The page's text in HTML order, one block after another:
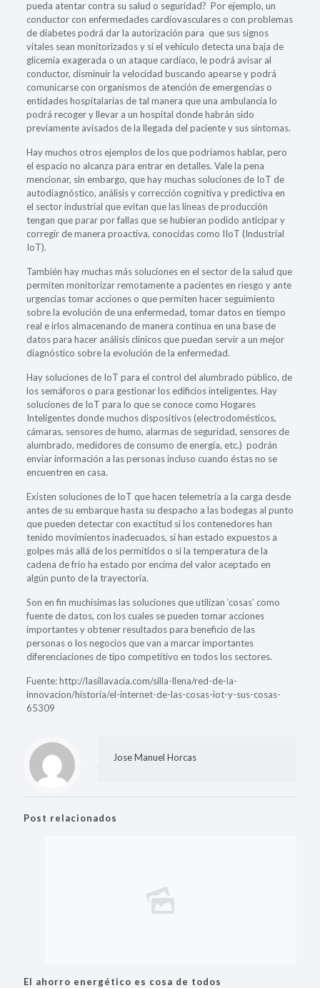
pueda atentar contra su salud o seguridad? Por ejemplo, un
conductor con enfermedades cardiovasculares o con problemas
de diabetes podrá dar la autorización para que sus signos
vitales sean monitorizados y si el vehículo detecta una baja de
glicemia exagerada o un ataque cardíaco, le podrá avisar al
conductor, disminuir la velocidad buscando apearse y podrá
comunicarse con organismos de atención de emergencias o
entidades hospitalarias de tal manera que una ambulancia lo
podrá recoger y llevar a un hospital donde habrán sido
previamente avisados de la llegada del paciente y sus síntomas.
Hay muchos otros ejemplos de los que podríamos hablar, pero
el espacio no alcanza para entrar en detalles. Vale la pena
mencionar, sin embargo, que hay muchas soluciones de IoT de
autodiagnóstico, análisis y corrección cognitiva y predictiva en
el sector industrial que evitan que las líneas de producción
tengan que parar por fallas que se hubieran podido anticipar y
corregir de manera proactiva, conocidas como IIoT (Industrial
IoT).
También hay muchas más soluciones en el sector de la salud que
permiten monitorizar remotamente a pacientes en riesgo y ante
urgencias tomar acciones o que permiten hacer seguimiento
sobre la evolución de una enfermedad, tomar datos en tiempo
real e irlos almacenando de manera continua en una base de
datos para hacer análisis clínicos que puedan servir a un mejor
diagnóstico sobre la evolución de la enfermedad.
Hay soluciones de IoT para el control del alumbrado público, de
los semáforos o para gestionar los edificios inteligentes. Hay
soluciones de IoT para lo que se conoce como Hogares
Inteligentes donde muchos dispositivos (electrodomésticos,
cámaras, sensores de humo, alarmas de seguridad, sensores de
alumbrado, medidores de consumo de energía, etc.) podrán
enviar información a las personas incluso cuando éstas no se
encuentren en casa.
Existen soluciones de IoT que hacen telemetría a la carga desde
antes de su embarque hasta su despacho a las bodegas al punto
que pueden detectar con exactitud si los contenedores han
tenido movimientos inadecuados, si han estado expuestos a
golpes más allá de los permitidos o si la temperatura de la
cadena de frío ha estado por encima del valor aceptado en
algún punto de la trayectoria.
Son en fin muchísimas las soluciones que utilizan ‘cosas’ como
fuente de datos, con los cuales se pueden tomar acciones
importantes y obtener resultados para beneficio de las
personas o los negocios que van a marcar importantes
diferenciaciones de tipo competitivo en todos los sectores.
Fuente: http://lasillavacia.com/silla-llena/red-de-la-
innovacion/historia/el-internet-de-las-cosas-iot-y-sus-cosas-
65309
Jose Manuel Horcas
Post relacionados
El ahorro energético es cosa de todos